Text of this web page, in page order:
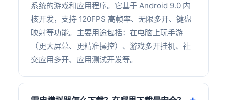
系统的游戏和应用程序。它基于 Android 9.0 内
核开发，支持 120FPS 高帧率、无限多开、键盘
映射等功能。主要用途包括：在电脑上玩手游
（更大屏幕、更精准操控）、游戏多开挂机、社
交应用多开、应用测试开发等。